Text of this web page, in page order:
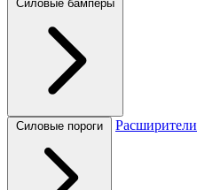
Силовые бамперы
Силовые пороги Расширители